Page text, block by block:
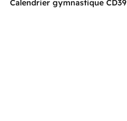
Calendrier gymnastique CD39